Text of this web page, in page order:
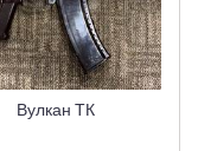
Вулкан ТК